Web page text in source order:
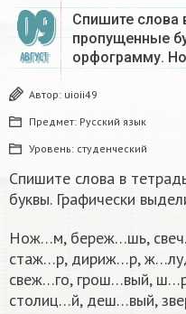
09
АВГУСТ
Спишите слова
пропущенные
орфограмму.
Автор: uioii49
Предмет: Русский язык
Уровень: студенческий
Спишите слова в
буквы. Графически
Нож…м, береж…шь,
стаж…р, дириж…р,
свеж…го, грош…вый,
столиц…й, деш…вый,